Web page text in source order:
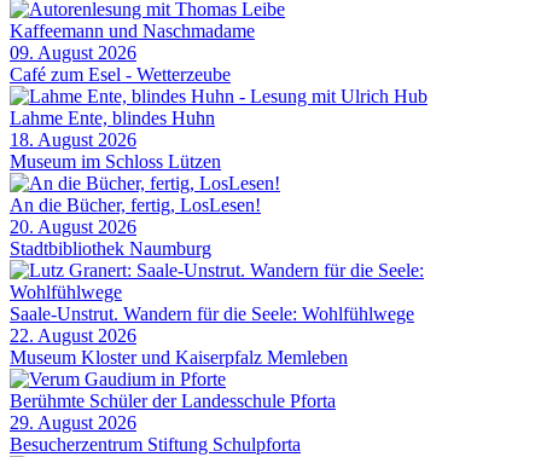
Kaffeemann und Naschmadame
09. August 2026
Café zum Esel - Wetterzeube
Lahme Ente, blindes Huhn
18. August 2026
Museum im Schloss Lützen
An die Bücher, fertig, LosLesen!
20. August 2026
Stadtbibliothek Naumburg
Saale-Unstrut. Wandern für die Seele: Wohlfühlwege
22. August 2026
Museum Kloster und Kaiserpfalz Memleben
Berühmte Schüler der Landesschule Pforta
29. August 2026
Besucherzentrum Stiftung Schulpforta